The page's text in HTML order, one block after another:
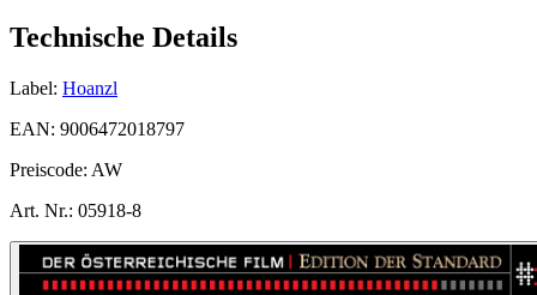
Technische Details
Label: Hoanzl
EAN: 9006472018797
Preiscode: AW
Art. Nr.: 05918-8